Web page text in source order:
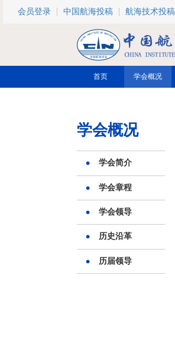
跳转到主要内容
会员登录 中国航海投稿 航海技术投稿
首页 学会概况
学会概况
学会简介
学会章程
学会领导
历史沿革
历届领导